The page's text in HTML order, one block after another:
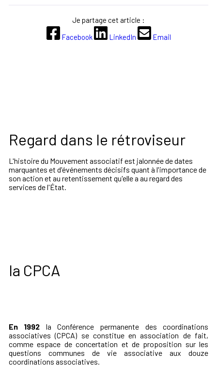
Regard dans le rétroviseur
L'histoire du Mouvement associatif est jalonnée de dates
marquantes et d'événements décisifs quant à l'importance de
son action et au retentissement qu'elle a au regard des
services de l'État.
la CPCA
En 1992 la Conférence permanente des coordinations
associatives (CPCA) se constitue en association de fait,
comme espace de concertation et de proposition sur les
questions communes de vie associative aux douze
coordinations associatives.
Je partage cet article :
Facebook
LinkedIn Email